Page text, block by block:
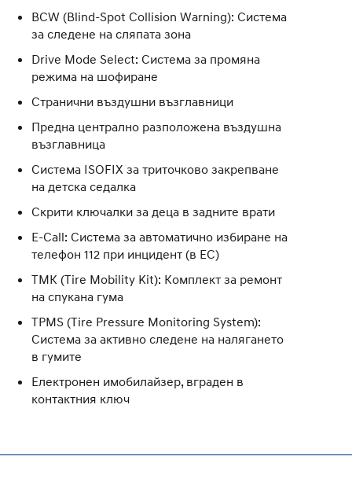
BCW (Blind-Spot Collision Warning): Система
за следене на сляпата зона
Drive Mode Select: Система за промяна
режима на шофиране
Странични въздушни възглавници
Предна централно разположена въздушна
възглавница
Система ISOFIX за триточково закрепване
на детска седалка
Скрити ключалки за деца в задните врати
E-Call: Система за автоматично избиране на
телефон 112 при инцидент (в ЕС)
ТМК (Tire Mobility Kit): Кoмплект за ремонт
на спукана гума
TPMS (Tire Pressure Monitoring System):
Система за активно следене на налягането
в гумите
Електронен имобилайзер, вграден в
контактния ключ